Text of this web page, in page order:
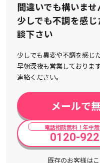
間違いでも構いませ
少しでも不調を感
談下さい
少しでも異変や不調を感じ
早朝深夜も営業しておりま
連絡ください。
メールで
電話相談無料！年中
0120-
既存のお客様はこ